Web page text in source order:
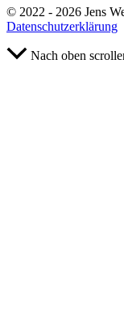
© 2022 - 2026 Jens
Datenschutzerklärung
Nach oben